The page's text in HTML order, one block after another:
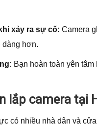
xảy ra sự cố: Camera
hơn.
Bạn hoàn toàn yên
lắp camera tại
có nhiều nhà dân và